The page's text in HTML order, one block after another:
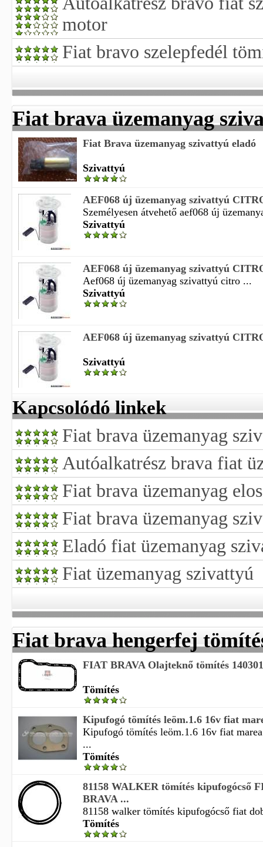
motor
Fiat bravo szelepfedél
Fiat brava üzemanyag
Fiat Brava üzemanyag szivattyú eladó
Szivattyú
AEF068 új üzemanyag szivattyú
Személyesen átvehető aef068 új
Szivattyú
AEF068 új üzemanyag szivattyú
Aef068 új üzemanyag szivattyú citro ...
Szivattyú
AEF068 új üzemanyag szivattyú
Szivattyú
Kapcsolódó linkek
Fiat brava üzemanyag
Autóalkatrész brava fiat
Fiat brava üzemanyag
Fiat brava üzemanyag
Eladó fiat üzemanyag
Fiat üzemanyag szivattyú
Fiat brava hengerfej
FIAT BRAVA Olajteknő tömítés
Tömítés
Kipufogó tömítés leöm.1.6 16v fiat
Kipufogó tömítés leöm.1.6 16v fiat
...
Tömítés
81158 WALKER tömítés kipufogócső
BRAVA ...
81158 walker tömítés kipufogócső fiat
Tömítés